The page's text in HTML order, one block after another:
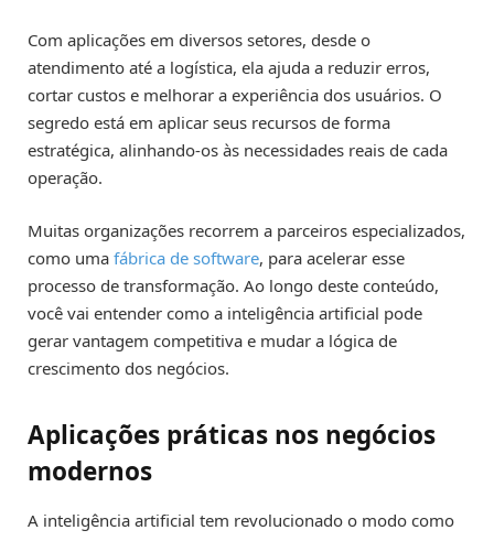
Com aplicações em diversos setores, desde o
atendimento até a logística, ela ajuda a reduzir erros,
cortar custos e melhorar a experiência dos usuários. O
segredo está em aplicar seus recursos de forma
estratégica, alinhando-os às necessidades reais de cada
operação.
Muitas organizações recorrem a parceiros especializados,
como uma fábrica de software, para acelerar esse
processo de transformação. Ao longo deste conteúdo,
você vai entender como a inteligência artificial pode
gerar vantagem competitiva e mudar a lógica de
crescimento dos negócios.
Aplicações práticas nos negócios
modernos
A inteligência artificial tem revolucionado o modo como